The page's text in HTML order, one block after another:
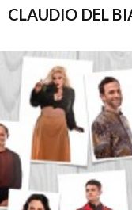
CLAUDIO DEL